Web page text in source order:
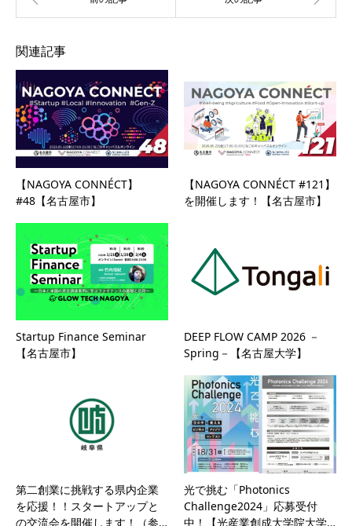
関連記事
【NAGOYA CONNÉCT】
#48【名古屋市】
【NAGOYA CONNÉCT #121】
を開催します！【名古屋市】
Startup Finance Seminar
【名古屋市】
DEEP FLOW CAMP 2026 －
Spring－【名古屋大学】
第二創業に挑戦する県内企業
を応援！！スタートアップと
の交流会を開催します！（参…
光で挑む「Photonics
Challenge2024」応募受付
中！【光産業創成大学院大学…